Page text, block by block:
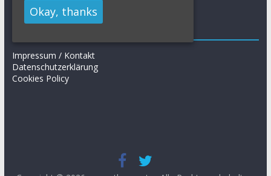
Impressum / Kontakt
Datenschutzerklärung
Cookies Policy
Okay, thanks